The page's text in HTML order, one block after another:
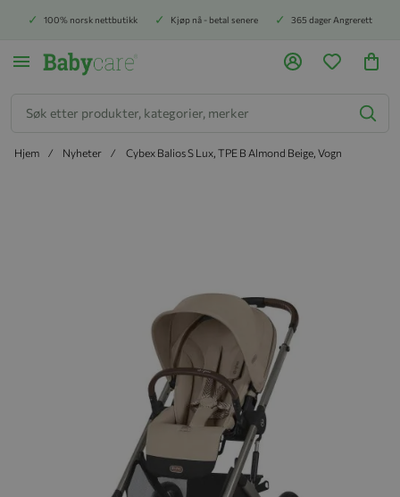
100% norsk nettbutikk Kjøp nå - betal senere 365 dager Angrerett
Hjem Nyheter Cybex Balios S Lux, TPE B Almond Beige, Vogn